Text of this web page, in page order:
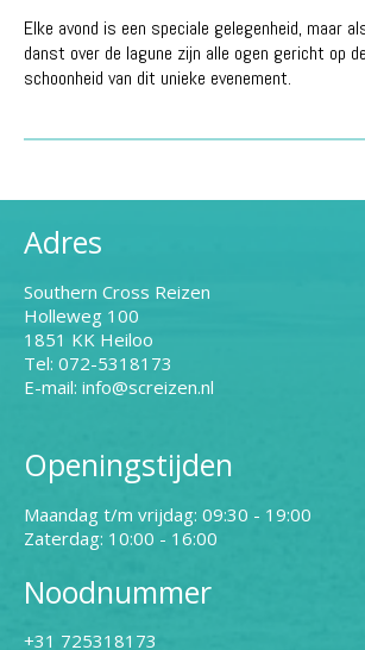
Elke avond is een speciale gelegenheid, maar
danst over de lagune zijn alle ogen gericht op
schoonheid van dit unieke evenement.
Adres
Southern Cross Reizen
Holleweg 100
1851 KK Heiloo
Tel: 072-5318173
E-mail: info@screizen.nl
Openingstijden
Maandag t/m vrijdag: 09:30 - 19:00
Zaterdag: 10:00 - 16:00
Noodnummer
+31 725318173